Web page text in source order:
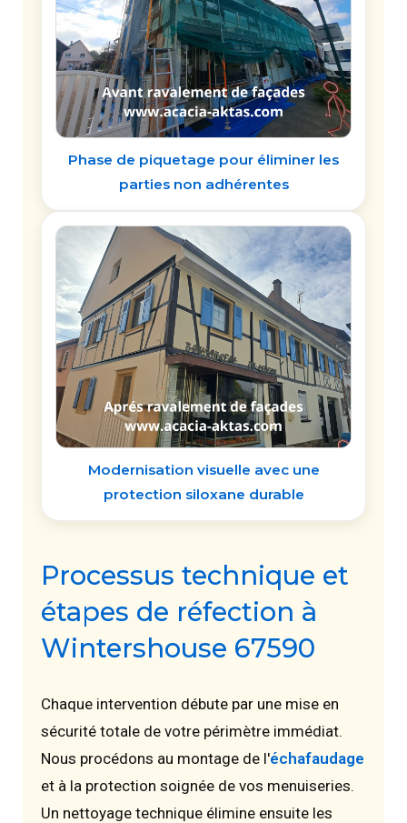
Phase de piquetage pour éliminer les
parties non adhérentes
Modernisation visuelle avec une
protection siloxane durable
Processus technique et
étapes de réfection à
Wintershouse 67590
Chaque intervention débute par une mise en
sécurité totale de votre périmètre immédiat.
Nous procédons au montage de l'échafaudage
et à la protection soignée de vos menuiseries.
Un nettoyage technique élimine ensuite les